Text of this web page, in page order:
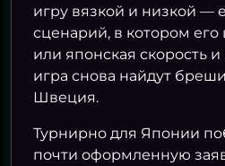
игру вязкой и низкой —
сценарий, в котором
или японская скорость
игра снова найдут
Швеция.
Турнирно для Японии
почти оформленную